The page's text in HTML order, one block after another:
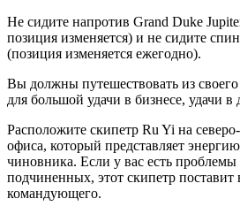
Не сидите напротив Grand Duke
позиция изменяется) и не сидите
(позиция изменяется ежегодно).
Вы должны путешествовать из
для большой удачи в бизнесе, удачи в
Расположите скипетр Ru Yi на
офиса, который представляет
чиновника. Если у вас есть
подчиненных, этот скипетр
командующего.